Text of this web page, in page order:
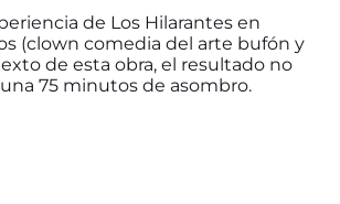
de Los Hilarantes en
(clown comedia del arte bufón y
de esta obra, el resultado no
75 minutos de asombro.